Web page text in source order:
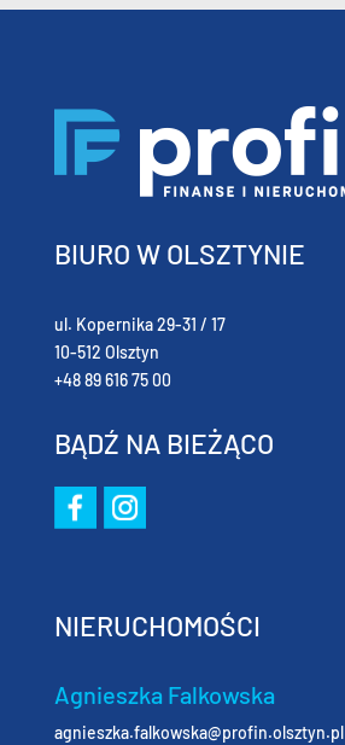
BIURO W OLSZTYNIE
ul. Kopernika 29-31 / 17
10-512 Olsztyn
+48 89 616 75 00
BĄDŹ NA BIEŻĄCO
NIERUCHOMOŚCI
Agnieszka Falkowska
agnieszka.falkowska@profin.olsztyn.pl